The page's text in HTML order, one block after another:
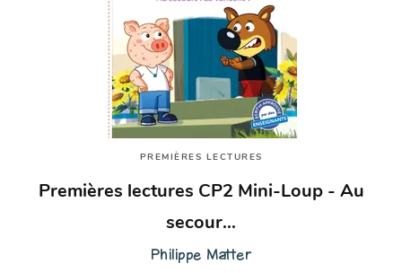
PREMIÈRES LECTURES
Premières lectures CP2 Mini-Loup - Au
secour…
Philippe Matter